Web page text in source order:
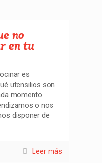
no
en tu
es
utensilios son
momento.
o nos
disponer de
Leer más